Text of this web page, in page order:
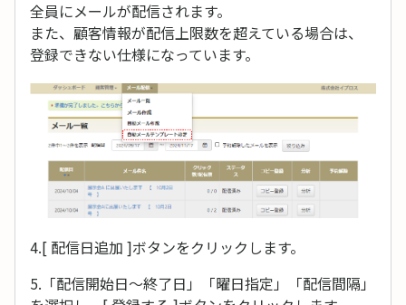
全員にメールが配信されます。
また、顧客情報が配信上限数を超えている場合は、
登録できない仕様になっています。
4.[ 配信日追加 ]ボタンをクリックします。
5.「配信開始日〜終了日」「曜日指定」「配信間隔」